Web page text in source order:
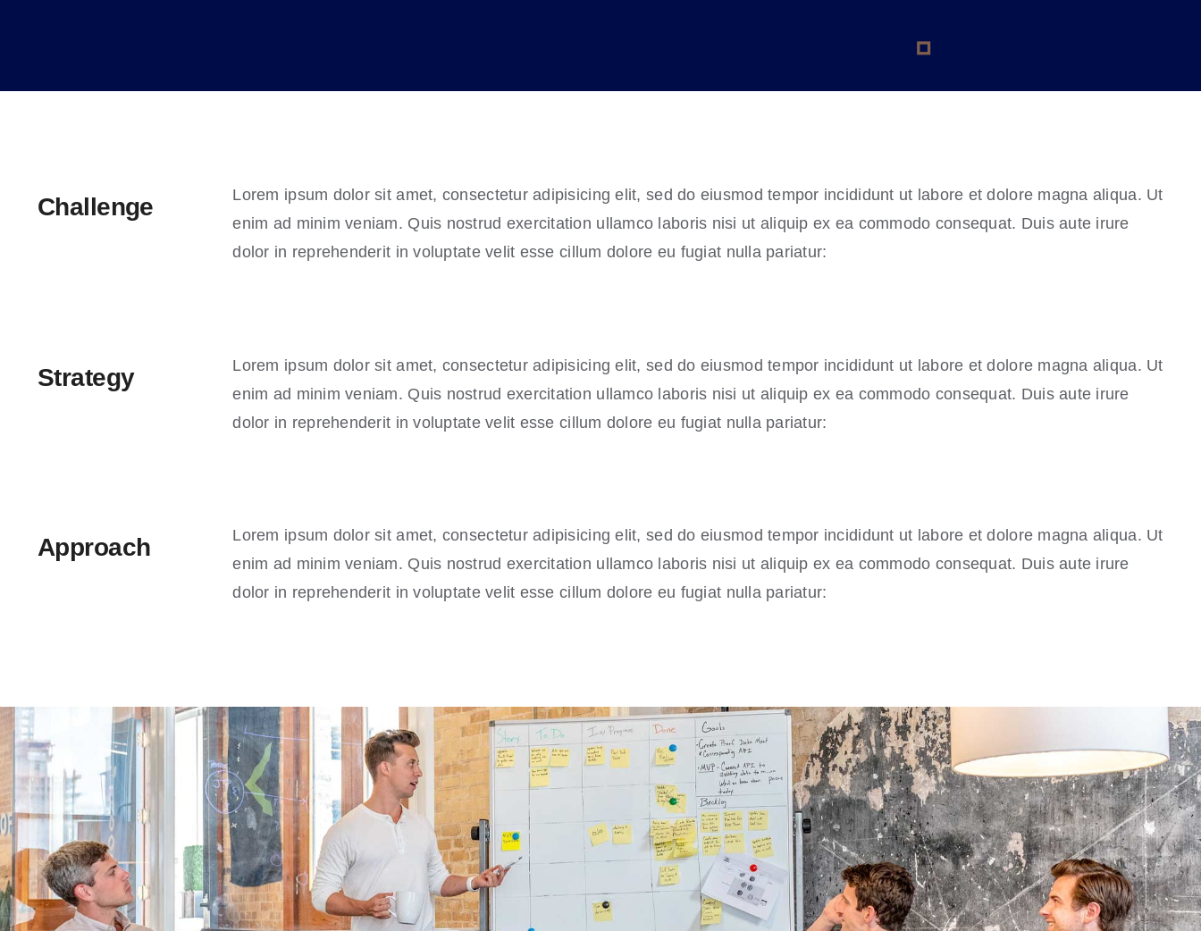
Challenge
Lorem ipsum dolor sit amet, consectetur adipisicing elit, sed do eiusmod tempor incididunt ut labore et dolore magna aliqua. Ut
enim ad minim veniam. Quis nostrud exercitation ullamco laboris nisi ut aliquip ex ea commodo consequat. Duis aute irure
dolor in reprehenderit in voluptate velit esse cillum dolore eu fugiat nulla pariatur:
Strategy
Lorem ipsum dolor sit amet, consectetur adipisicing elit, sed do eiusmod tempor incididunt ut labore et dolore magna aliqua. Ut
enim ad minim veniam. Quis nostrud exercitation ullamco laboris nisi ut aliquip ex ea commodo consequat. Duis aute irure
dolor in reprehenderit in voluptate velit esse cillum dolore eu fugiat nulla pariatur:
Approach
Lorem ipsum dolor sit amet, consectetur adipisicing elit, sed do eiusmod tempor incididunt ut labore et dolore magna aliqua. Ut
enim ad minim veniam. Quis nostrud exercitation ullamco laboris nisi ut aliquip ex ea commodo consequat. Duis aute irure
dolor in reprehenderit in voluptate velit esse cillum dolore eu fugiat nulla pariatur: